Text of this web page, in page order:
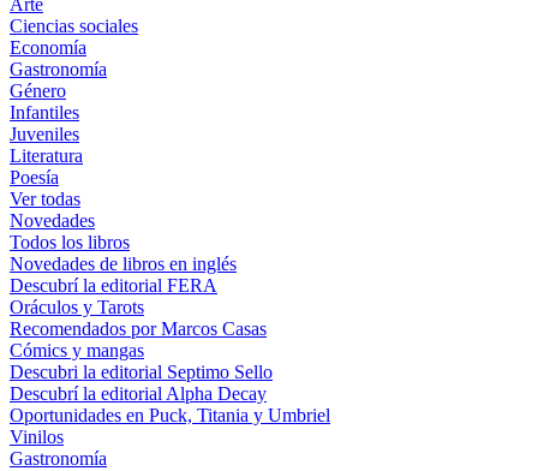
Arte
Ciencias sociales
Economía
Gastronomía
Género
Infantiles
Juveniles
Literatura
Poesía
Ver todas
Novedades
Todos los libros
Novedades de libros en inglés
Descubrí la editorial FERA
Oráculos y Tarots
Recomendados por Marcos Casas
Cómics y mangas
Descubri la editorial Septimo Sello
Descubrí la editorial Alpha Decay
Oportunidades en Puck, Titania y Umbriel
Vinilos
Gastronomía